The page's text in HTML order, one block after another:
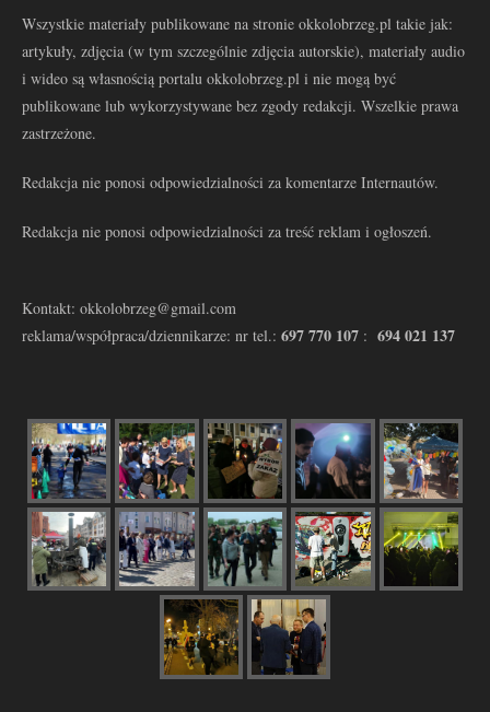
Wszystkie materiały publikowane na stronie okkolobrzeg.pl takie jak:
artykuły, zdjęcia (w tym szczególnie zdjęcia autorskie), materiały audio
i wideo są własnością portalu okkolobrzeg.pl i nie mogą być
publikowane lub wykorzystywane bez zgody redakcji. Wszelkie prawa
zastrzeżone.
Redakcja nie ponosi odpowiedzialności za komentarze Internautów.
Redakcja nie ponosi odpowiedzialności za treść reklam i ogłoszeń.
Kontakt: okkolobrzeg@gmail.com
reklama/współpraca/dziennikarze: nr tel.: 697 770 107 : 694 021 137